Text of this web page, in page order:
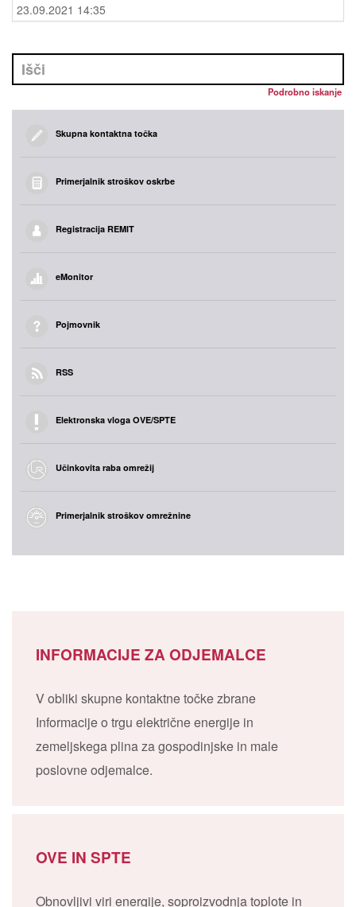
23.09.2021 14:35
Podrobno iskanje
Skupna kontaktna točka
Primerjalnik stroškov oskrbe
Registracija REMIT
eMonitor
Pojmovnik
RSS
Elektronska vloga OVE/SPTE
Učinkovita raba omrežij
Primerjalnik stroškov omrežnine
INFORMACIJE ZA ODJEMALCE
V obliki skupne kontaktne točke zbrane
Informacije o trgu električne energije in
zemeljskega plina za gospodinjske in male
poslovne odjemalce.
OVE IN SPTE
Obnovljivi viri energije, soproizvodnja toplote in